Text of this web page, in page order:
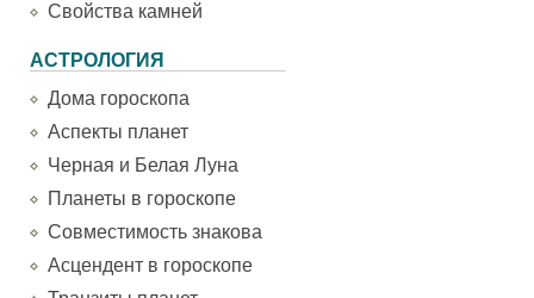
Свойства камней
АСТРОЛОГИЯ
Дома гороскопа
Аспекты планет
Черная и Белая Луна
Планеты в гороскопе
Совместимость знакова
Асцендент в гороскопе